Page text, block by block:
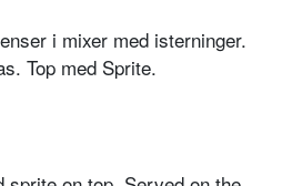
i mixer med isterninger.
Top med Sprite.